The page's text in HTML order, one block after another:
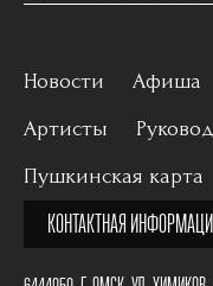
Новости Афиша
Артисты
Пушкинская карта
КОНТАКТНАЯ